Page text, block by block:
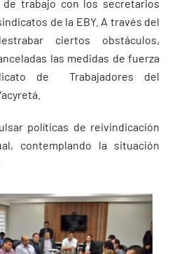
trabajo con los secretarios
de la EBY. A través del
ciertos obstáculos,
las medidas de fuerza
de Trabajadores del
políticas de reivindicación
contemplando la situación